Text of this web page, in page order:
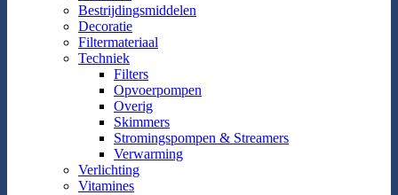
Bestrijdingsmiddelen
Decoratie
Filtermateriaal
Techniek
Filters
Opvoerpompen
Overig
Skimmers
Stromingspompen & Streamers
Verwarming
Verlichting
Vitamines